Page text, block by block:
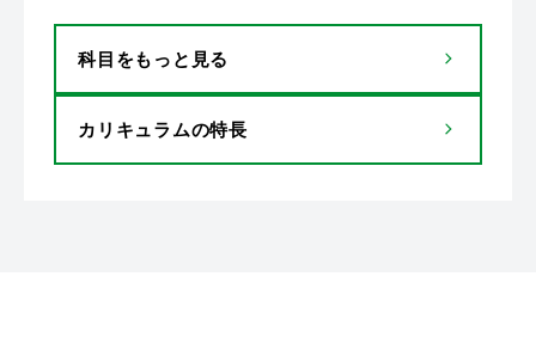
科目をもっと見る
カリキュラムの特長